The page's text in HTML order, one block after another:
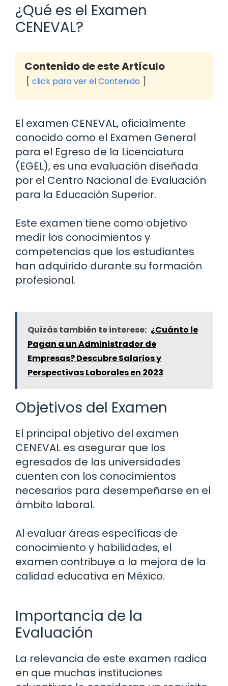
¿Qué es el Examen
CENEVAL?
Contenido de este Artículo
click para ver el Contenido
El examen CENEVAL, oficialmente
conocido como el Examen General
para el Egreso de la Licenciatura
(EGEL), es una evaluación diseñada
por el Centro Nacional de Evaluación
para la Educación Superior.
Este examen tiene como objetivo
medir los conocimientos y
competencias que los estudiantes
han adquirido durante su formación
profesional.
Quizás también te interese: ¿Cuánto le
Pagan a un Administrador de
Empresas? Descubre Salarios y
Perspectivas Laborales en 2023
Objetivos del Examen
El principal objetivo del examen
CENEVAL es asegurar que los
egresados de las universidades
cuenten con los conocimientos
necesarios para desempeñarse en el
ámbito laboral.
Al evaluar áreas específicas de
conocimiento y habilidades, el
examen contribuye a la mejora de la
calidad educativa en México.
Importancia de la
Evaluación
La relevancia de este examen radica
en que muchas instituciones